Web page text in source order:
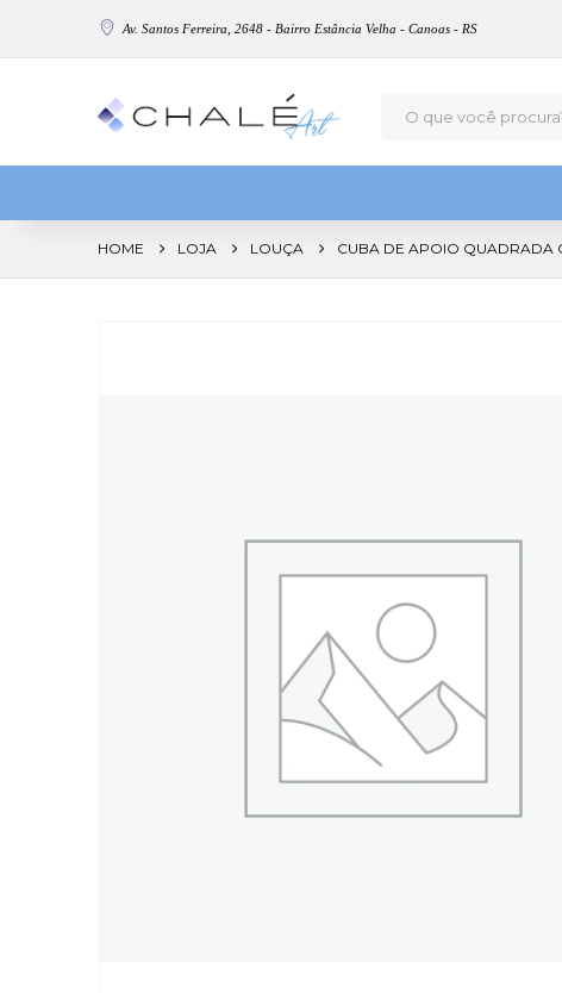
Av. Santos Ferreira, 2648 - Bairro Estância Velha - Canoas - RS
HOME LOJA LOUÇA CUBA DE APOIO QUADRADA